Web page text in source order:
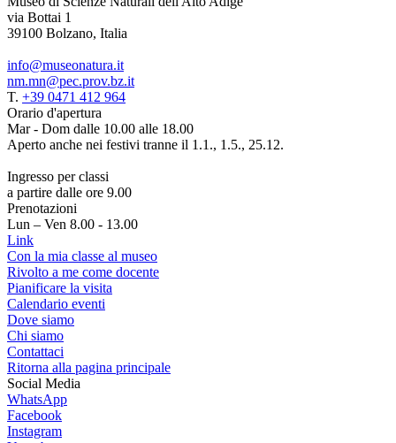
via Bottai 1
39100 Bolzano, Italia
info@museonatura.it
nm.mn@pec.prov.bz.it
T. +39 0471 412 964
Orario d'apertura
Mar - Dom dalle 10.00 alle 18.00
Aperto anche nei festivi tranne il 1.1., 1.5., 25.12.
Ingresso per classi
a partire dalle ore 9.00
Prenotazioni
Lun – Ven 8.00 - 13.00
Link
Con la mia classe al museo
Rivolto a me come docente
Pianificare la visita
Calendario eventi
Dove siamo
Chi siamo
Contattaci
Ritorna alla pagina principale
Social Media
WhatsApp
Facebook
Instagram